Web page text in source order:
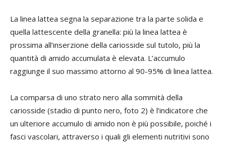
La linea lattea segna la separazione tra la parte solida e
quella lattescente della granella: più la linea lattea è
prossima all’inserzione della cariosside sul tutolo, più la
quantità di amido accumulata è elevata. L’accumulo
raggiunge il suo massimo attorno al 90-95% di linea lattea.
La comparsa di uno strato nero alla sommità della
cariosside (stadio di punto nero, foto 2) è l’indicatore che
un ulteriore accumulo di amido non è più possibile, poiché i
fasci vascolari, attraverso i quali gli elementi nutritivi sono